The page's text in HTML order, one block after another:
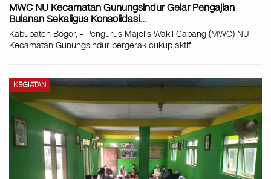
MWC NU Kecamatan Gunungsindur Gelar Pengajian
Bulanan Sekaligus Konsolidasi…
Kabupaten Bogor, – Pengurus Majelis Wakil Cabang (MWC) NU
Kecamatan Gunungsindur bergerak cukup aktif.…
KEGIATAN